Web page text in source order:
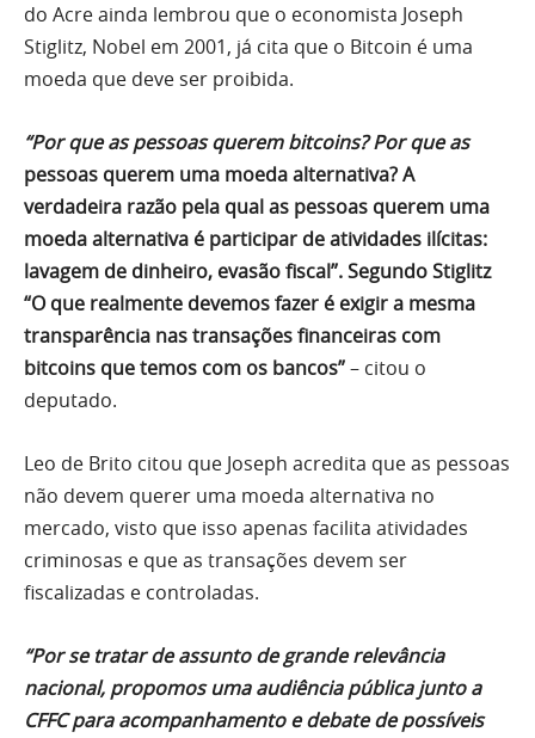
do Acre ainda lembrou que o economista Joseph
Stiglitz, Nobel em 2001, já cita que o Bitcoin é uma
moeda que deve ser proibida.
“Por que as pessoas querem bitcoins? Por que as
pessoas querem uma moeda alternativa? A
verdadeira razão pela qual as pessoas querem uma
moeda alternativa é participar de atividades ilícitas:
lavagem de dinheiro, evasão fiscal”. Segundo Stiglitz
“O que realmente devemos fazer é exigir a mesma
transparência nas transações financeiras com
bitcoins que temos com os bancos”– citou o
deputado.
Leo de Brito citou que Joseph acredita que as pessoas
não devem querer uma moeda alternativa no
mercado, visto que isso apenas facilita atividades
criminosas e que as transações devem ser
fiscalizadas e controladas.
“Por se tratar de assunto de grande relevância
nacional, propomos uma audiência pública junto a
CFFC para acompanhamento e debate de possíveis